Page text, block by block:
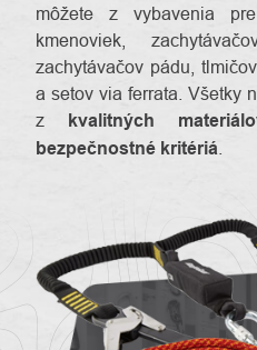
môžete z vybavenia
kmenoviek,
zachytávačov pádu,
a setov via ferrata. Všetky
z kvalitných
bezpečnostné kritériá